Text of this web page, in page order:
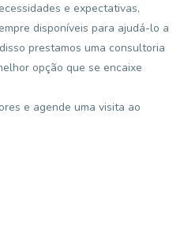
e expectativas,
disponíveis para ajudá-lo a
prestamos uma consultoria
opção que se encaixe
e agende uma visita ao